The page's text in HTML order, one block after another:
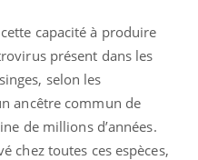
capacité à produire
présent dans les
selon les
ancêtre commun de
de millions d’années.
chez toutes ces espèces,